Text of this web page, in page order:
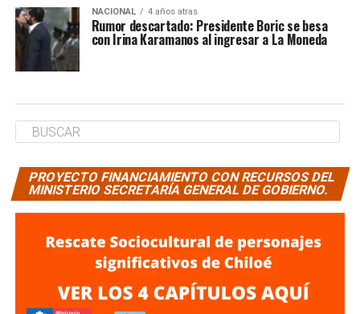
NACIONAL 4 años atras
Rumor descartado: Presidente Boric se besa
con Irina Karamanos al ingresar a La Moneda
PROYECTO FINANCIAMIENTO CON RECURSOS DEL
MINISTERIO SECRETARÍA GENERAL DE GOBIERNO.